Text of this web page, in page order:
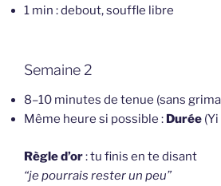
1 min : debout, souffle libre
Semaine 2
8–10 minutes de tenue (sans
Même heure si possible : Durée
Règle d’or: tu finis en te disant
“je pourrais rester un peu”